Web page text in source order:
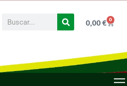
0,00€ 0